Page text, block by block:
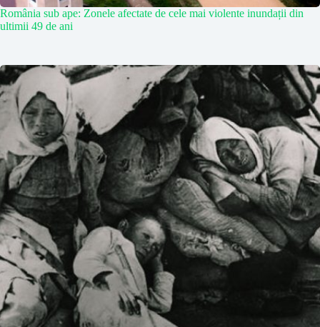
România sub ape: Zonele afectate de cele mai violente inundații din
ultimii 49 de ani